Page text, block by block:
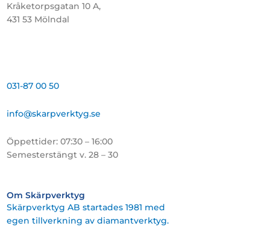
Kråketorpsgatan 10 A,
431 53 Mölndal
031-87 00 50
info@skarpverktyg.se
Öppettider: 07:30 – 16:00
Semesterstängt v. 28 – 30
Om Skärpverktyg
Skärpverktyg AB startades 1981 med
egen tillverkning av diamantverktyg.